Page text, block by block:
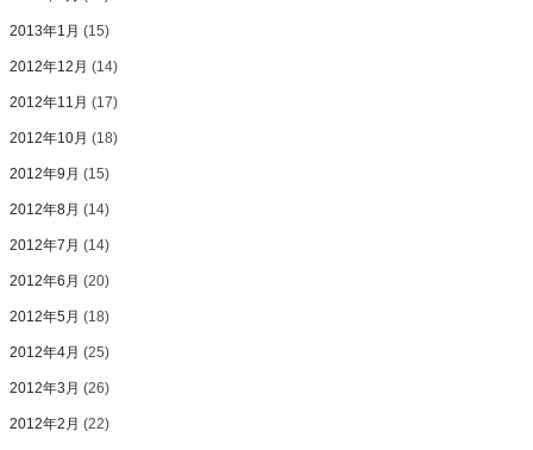
2013年1月 (15)
2012年12月 (14)
2012年11月 (17)
2012年10月 (18)
2012年9月 (15)
2012年8月 (14)
2012年7月 (14)
2012年6月 (20)
2012年5月 (18)
2012年4月 (25)
2012年3月 (26)
2012年2月 (22)